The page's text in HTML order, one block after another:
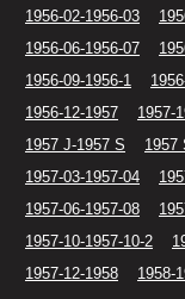
1956-02-1956-03
1956-06-1956-07
1956-09-1956-1
1956-12-1957
1957-
1957 J-1957 S
1957
1957-03-1957-04
1957-06-1957-08
1957-10-1957-10-2
1957-12-1958
1958-